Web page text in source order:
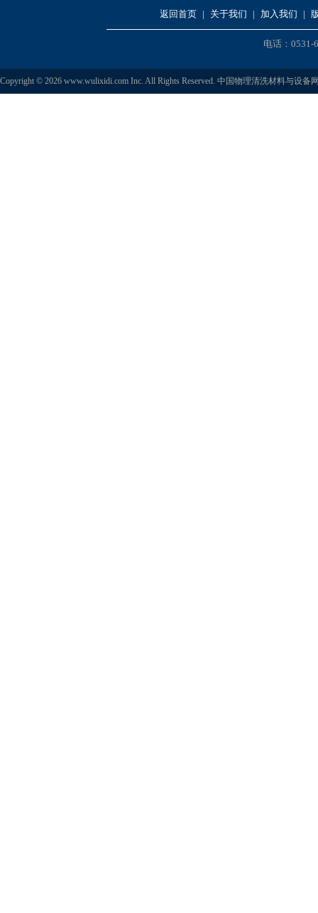
返回首页 | 关于我们 | 加入我们 |
电话：
Copyright © 2026 www.wulixidi.com Inc. All Rights Reserved. 中国物理清洗材料与设